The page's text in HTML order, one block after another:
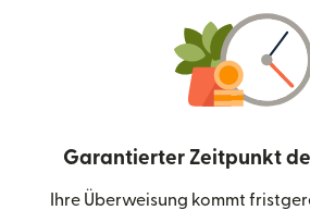
Garantierter Zeitpunkt
Ihre Überweisung kommt